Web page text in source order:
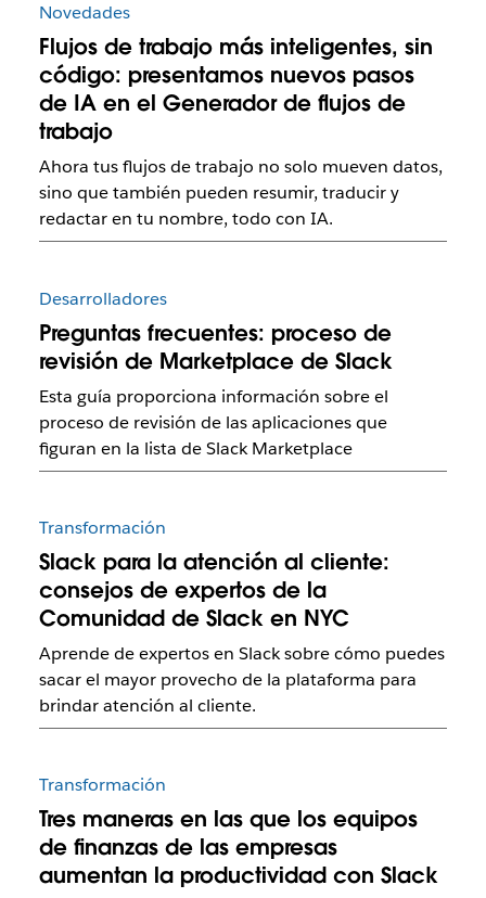
Novedades
Flujos de trabajo más inteligentes, sin
código: presentamos nuevos pasos
de IA en el Generador de flujos de
trabajo
Ahora tus flujos de trabajo no solo mueven datos,
sino que también pueden resumir, traducir y
redactar en tu nombre, todo con IA.
Desarrolladores
Preguntas frecuentes: proceso de
revisión de Marketplace de Slack
Esta guía proporciona información sobre el
proceso de revisión de las aplicaciones que
figuran en la lista de Slack Marketplace
Transformación
Slack para la atención al cliente:
consejos de expertos de la
Comunidad de Slack en NYC
Aprende de expertos en Slack sobre cómo puedes
sacar el mayor provecho de la plataforma para
brindar atención al cliente.
Transformación
Tres maneras en las que los equipos
de finanzas de las empresas
aumentan la productividad con Slack